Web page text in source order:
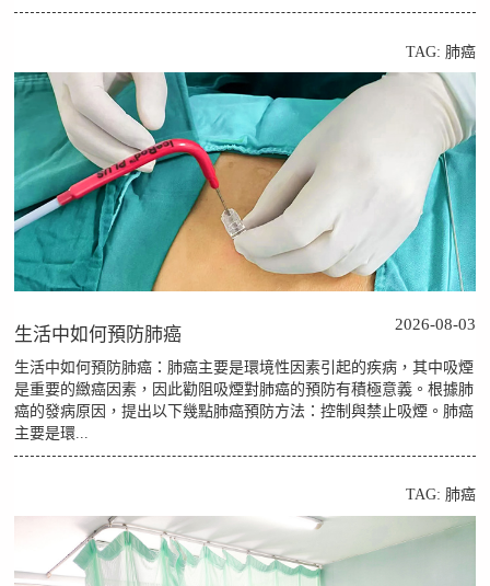
TAG: 肺癌
生活中如何預防肺癌 2026-08-03
生活中如何預防肺癌：肺癌主要是環境性因素引起的疾病，其中吸煙
是重要的緻癌因素，因此勸阻吸煙對肺癌的預防有積極意義。根據肺
癌的發病原因，提出以下幾點肺癌預防方法：控制與禁止吸煙。肺癌
主要是環...
TAG: 肺癌